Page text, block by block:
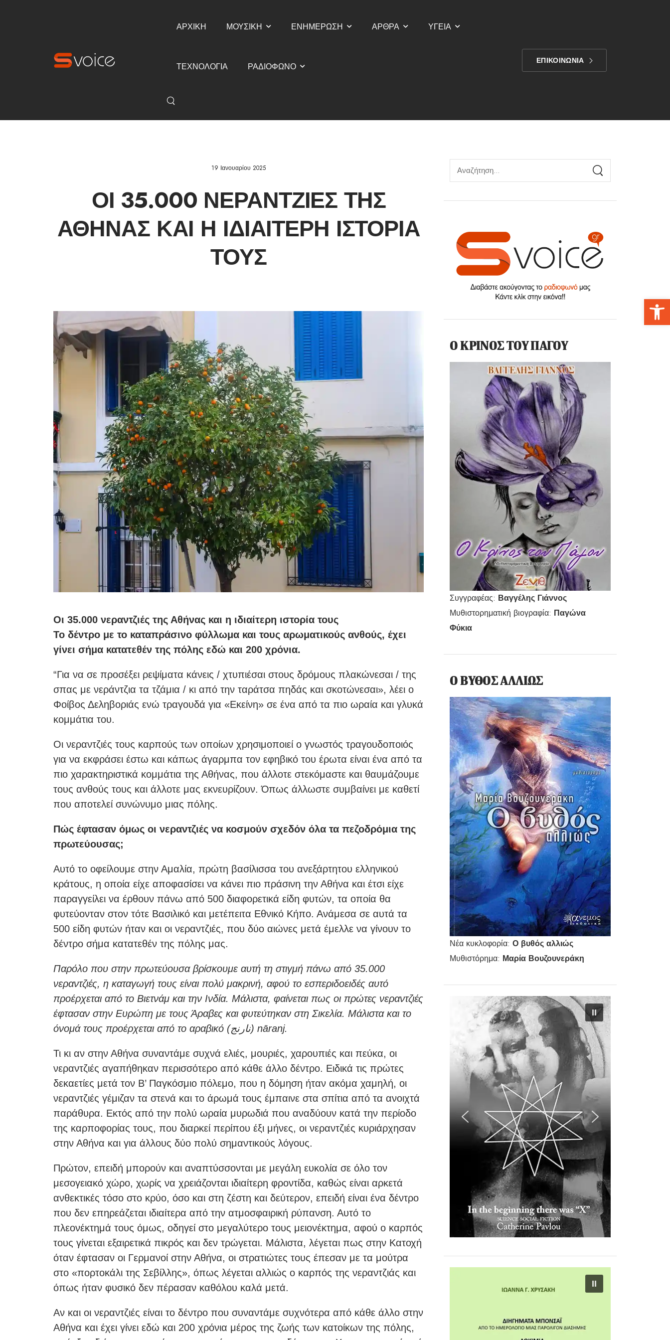
ΑΡΧΙΚΗ ΜΟΥΣΙΚΗ ΕΝΗΜΕΡΩΣΗ ΑΡΘΡΑ ΥΓΕΙΑ
ΤΕΧΝΟΛΟΓΙΑ ΡΑΔΙΟΦΩΝΟ
ΕΠΙΚΟΙΝΩΝΙΑ
Ο ΚΡΙΝΟΣ ΤΟΥ ΠΑΓΟΥ
Συγγραφέας: Βαγγέλης Γιάννος
Μυθιστορηματική βιογραφία: Παγώνα
Φύκια
Ο ΒΥΘΟΣ ΑΛΛΙΩΣ
Νέα κυκλοφορία:Ο βυθός αλλιώς
Μυθιστόρημα: Μαρία Βουζουνεράκη
19 Ιανουαρίου 2025
ΟΙ 35.000 ΝΕΡΑΝΤΖΙΈΣ ΤΗΣ
ΑΘΉΝΑΣ ΚΑΙ Η ΙΔΙΑΊΤΕΡΗ ΙΣΤΟΡΊΑ
ΤΟΥΣ
Οι 35.000 νεραντζιές της Αθήνας και η ιδιαίτερη ιστορία τους
Το δέντρο με το καταπράσινο φύλλωμα και τους αρωματικούς ανθούς, έχει
γίνει σήμα κατατεθέν της πόλης εδώ και 200 χρόνια.
“Για να σε προσέξει ρεψίματα κάνεις / χτυπιέσαι στους δρόμους πλακώνεσαι / της
σπας με νεράντζια τα τζάμια / κι από την ταράτσα πηδάς και σκοτώνεσαι», λέει ο
Φοίβος Δεληβοριάς ενώ τραγουδά για «Εκείνη» σε ένα από τα πιο ωραία και γλυκά
κομμάτια του.
Οι νεραντζιές τους καρπούς των οποίων χρησιμοποιεί ο γνωστός τραγουδοποιός
για να εκφράσει έστω και κάπως άγαρμπα τον εφηβικό του έρωτα είναι ένα από τα
πιο χαρακτηριστικά κομμάτια της Αθήνας, που άλλοτε στεκόμαστε και θαυμάζουμε
τους ανθούς τους και άλλοτε μας εκνευρίζουν. Όπως άλλωστε συμβαίνει με καθετί
που αποτελεί συνώνυμο μιας πόλης.
Πώς έφτασαν όμως οι νεραντζιές να κοσμούν σχεδόν όλα τα πεζοδρόμια της
πρωτεύουσας;
Αυτό το οφείλουμε στην Αμαλία, πρώτη βασίλισσα του ανεξάρτητου ελληνικού
κράτους, η οποία είχε αποφασίσει να κάνει πιο πράσινη την Αθήνα και έτσι είχε
παραγγείλει να έρθουν πάνω από 500 διαφορετικά είδη φυτών, τα οποία θα
φυτεύονταν στον τότε Βασιλικό και μετέπειτα Εθνικό Κήπο. Ανάμεσα σε αυτά τα
500 είδη φυτών ήταν και οι νεραντζιές, που δύο αιώνες μετά έμελλε να γίνουν το
δέντρο σήμα κατατεθέν της πόλης μας.
Παρόλο που στην πρωτεύουσα βρίσκουμε αυτή τη στιγμή πάνω από 35.000
νεραντζιές, η καταγωγή τους είναι πολύ μακρινή, αφού το εσπεριδοειδές αυτό
προέρχεται από το Βιετνάμ και την Ινδία. Μάλιστα, φαίνεται πως οι πρώτες νεραντζιές
έφτασαν στην Ευρώπη με τους Άραβες και φυτεύτηκαν στη Σικελία. Μάλιστα και το
όνομά τους προέρχεται από το αραβικό (نارنج) nāranj.
Τι κι αν στην Αθήνα συναντάμε συχνά ελιές, μουριές, χαρουπιές και πεύκα, οι
νεραντζιές αγαπήθηκαν περισσότερο από κάθε άλλο δέντρο. Ειδικά τις πρώτες
δεκαετίες μετά τον Β’ Παγκόσμιο πόλεμο, που η δόμηση ήταν ακόμα χαμηλή, οι
νεραντζιές γέμιζαν τα στενά και το άρωμά τους έμπαινε στα σπίτια από τα ανοιχτά
παράθυρα. Εκτός από την πολύ ωραία μυρωδιά που αναδύουν κατά την περίοδο
της καρποφορίας τους, που διαρκεί περίπου έξι μήνες, οι νεραντζιές κυριάρχησαν
στην Αθήνα και για άλλους δύο πολύ σημαντικούς λόγους.
Πρώτον, επειδή μπορούν και αναπτύσσονται με μεγάλη ευκολία σε όλο τον
μεσογειακό χώρο, χωρίς να χρειάζονται ιδιαίτερη φροντίδα, καθώς είναι αρκετά
ανθεκτικές τόσο στο κρύο, όσο και στη ζέστη και δεύτερον, επειδή είναι ένα δέντρο
που δεν επηρεάζεται ιδιαίτερα από την ατμοσφαιρική ρύπανση. Αυτό το
πλεονέκτημά τους όμως, οδηγεί στο μεγαλύτερο τους μειονέκτημα, αφού ο καρπός
τους γίνεται εξαιρετικά πικρός και δεν τρώγεται. Μάλιστα, λέγεται πως στην Κατοχή
όταν έφτασαν οι Γερμανοί στην Αθήνα, οι στρατιώτες τους έπεσαν με τα μούτρα
στο «πορτοκάλι της Σεβίλλης», όπως λέγεται αλλιώς ο καρπός της νεραντζιάς και
όπως ήταν φυσικό δεν πέρασαν καθόλου καλά μετά.
Αν και οι νεραντζιές είναι το δέντρο που συναντάμε συχνότερα από κάθε άλλο στην
Αθήνα και έχει γίνει εδώ και 200 χρόνια μέρος της ζωής των κατοίκων της πόλης,